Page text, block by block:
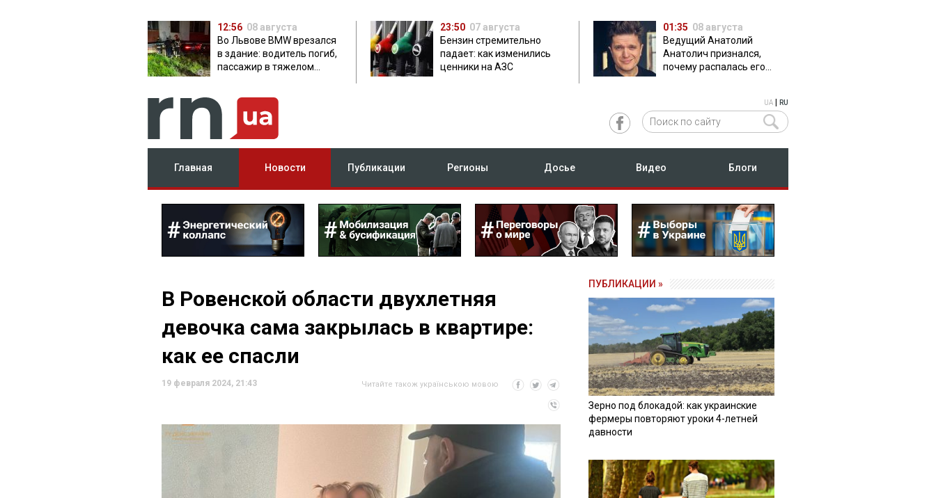
12:56 08 августа
Во Львове BMW врезался
в здание: водитель погиб,
пассажир в тяжелом
23:50 07 августа
Бензин стремительно
падает: как изменились
ценники на АЗС
01:35 08 августа
Ведущий Анатолий
Анатолич признался,
почему распалась его
UA RU
Главная Новости Публикации Регионы Досье Видео Блоги
В Ровенской области двухлетняя
девочка сама закрылась в квартире:
как ее спасли
19 февраля 2024, 21:43 Читайте також українською мовою
ПУБЛИКАЦИИ »
Зерно под блокадой: как украинские
фермеры повторяют уроки 4-летней
давности